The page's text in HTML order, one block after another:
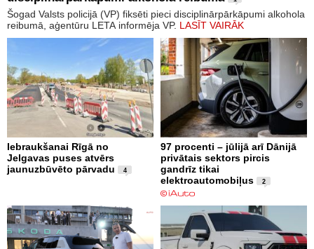
Šogad Valsts policijā (VP) fiksēti pieci disciplinārpārkāpumi alkohola
reibumā, aģentūru LETA informēja VP. LASĪT VAIRĀK
Iebraukšanai Rīgā no
Jelgavas puses atvērs
jaunuzbūvēto pārvadu
4
97 procenti – jūlijā arī Dānijā
privātais sektors pircis
gandrīz tikai
elektroautomobiļus
2